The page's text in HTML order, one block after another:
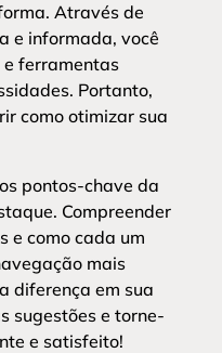
Através de
e informada, você
e ferramentas
Portanto,
como otimizar sua
pontos-chave da
Compreender
e como cada um
mais
diferença em sua
sugestões e torne-
e satisfeito!